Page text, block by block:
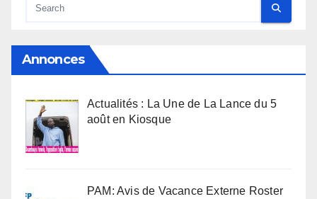
Annonces
Actualités : La Une de La Lance du 5
août en Kiosque
PAM: Avis de Vacance Externe Roster